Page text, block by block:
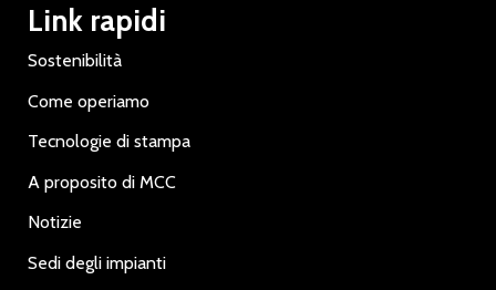
Link rapidi
Sostenibilità
Come operiamo
Tecnologie di stampa
A proposito di MCC
Notizie
Sedi degli impianti